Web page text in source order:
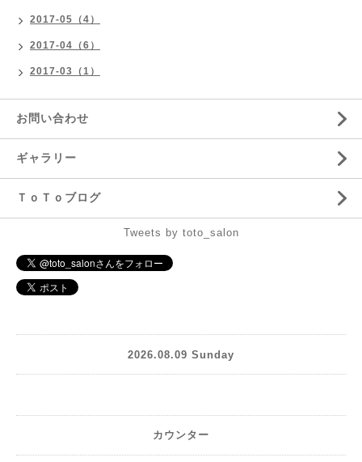
2017-05（4）
2017-04（6）
2017-03（1）
お問い合わせ
ギャラリー
ＴｏＴｏブログ
Tweets by toto_salon
2026.08.09 Sunday
カウンター